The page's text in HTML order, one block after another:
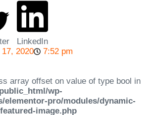
LinkedIn
17, 2020 7:52 pm
array offset on value of type bool in
wp-
elementor-pro/modules/dynamic-
image.php